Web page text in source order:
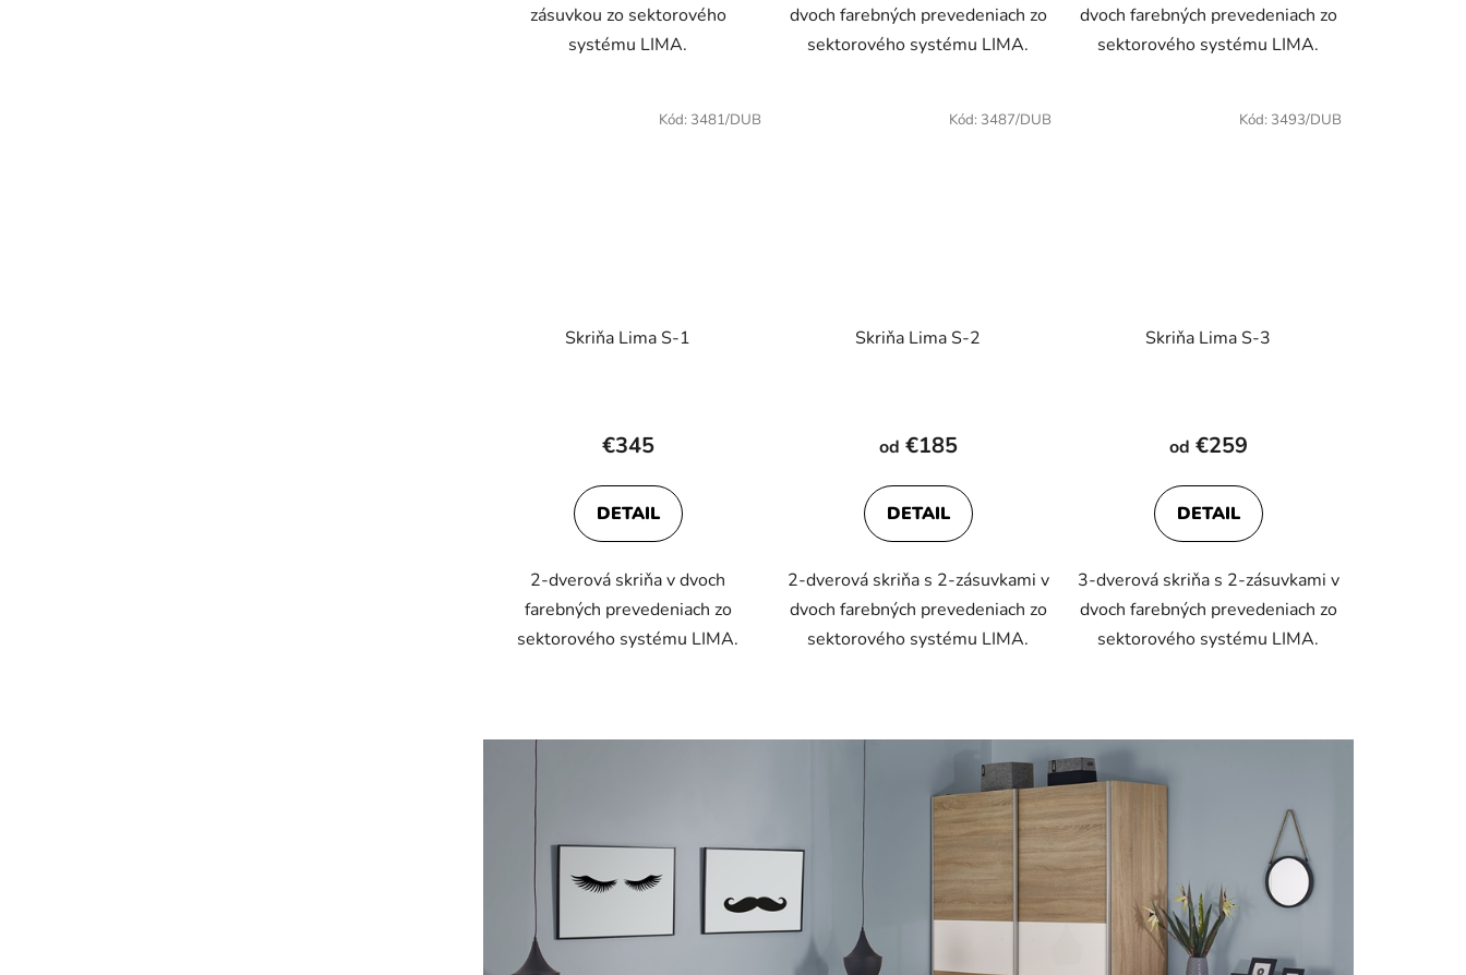
zásuvkou zo sektorového
systému LIMA.
dvoch farebných prevedeniach zo
sektorového systému LIMA.
dvoch farebných prevedeniach zo
sektorového systému LIMA.
Skriňa Lima S-1
hodnotenie
je
4,5
5
hviezdičiek.
€345
DETAIL
2-dverová skriňa v dvoch
farebných prevedeniach zo
sektorového systému LIMA.
Kód: 3481/DUB
Skriňa Lima S-2
od €185
DETAIL
2-dverová skriňa s 2-zásuvkami v
dvoch farebných prevedeniach zo
sektorového systému LIMA.
Kód: 3487/DUB
Skriňa Lima S-3
od €259
DETAIL
3-dverová skriňa s 2-zásuvkami v
dvoch farebných prevedeniach zo
sektorového systému LIMA.
Kód: 3493/DUB
v